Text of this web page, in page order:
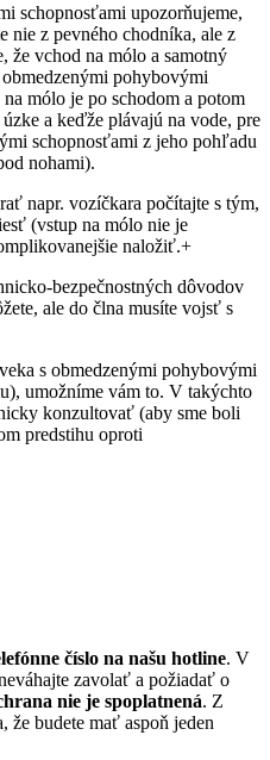
schopnosťami upozorňujeme,
nie z pevného chodníka, ale z
že vchod na mólo a samotný
pohybovými
mólo je po schodom a potom
a keďže plávajú na vode, pre
schopnosťami z jeho pohľadu
nohami).
napr. vozíčkara počítajte s tým,
(vstup na mólo nie je
naložiť.+
bezpečnostných dôvodov
ale do člna musíte vojsť s
s obmedzenými pohybovými
umožníme vám to. V takýchto
konzultovať (aby sme boli
predstihu oproti
číslo na našu hotline. V
zavolať a požiadať o
nie je spoplatnená. Z
že budete mať aspoň jeden